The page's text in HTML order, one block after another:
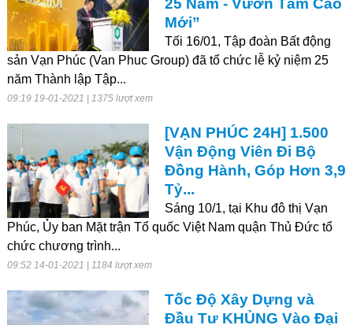
Mới”
Tối 16/01, Tập đoàn Bất động
sản Vạn Phúc (Van Phuc Group) đã tổ chức lễ kỷ niệm 25
năm Thành lập Tập...
09:19 19-01-2021 | 1375 lượt xem
[VẠN PHÚC 24H] 1.500
Vận Động Viên Đi Bộ
Đồng Hành, Góp Hơn 3,9
Tỷ...
Sáng 10/1, tại Khu đô thị Vạn
Phúc, Ủy ban Mặt trận Tổ quốc Việt Nam quận Thủ Đức tổ
chức chương trình...
09:52 14-01-2021 | 1184 lượt xem
Tốc Độ Xây Dựng và
Đầu Tư KHỦNG Vào Đại